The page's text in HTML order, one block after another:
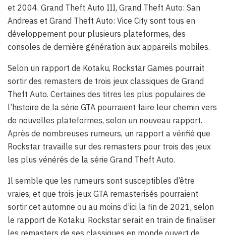
et 2004. Grand Theft Auto III, Grand Theft Auto: San
Andreas et Grand Theft Auto: Vice City sont tous en
développement pour plusieurs plateformes, des
consoles de dernière génération aux appareils mobiles.
Selon un rapport de Kotaku, Rockstar Games pourrait
sortir des remasters de trois jeux classiques de Grand
Theft Auto. Certaines des titres les plus populaires de
l’histoire de la série GTA pourraient faire leur chemin vers
de nouvelles plateformes, selon un nouveau rapport.
Après de nombreuses rumeurs, un rapport a vérifié que
Rockstar travaille sur des remasters pour trois des jeux
les plus vénérés de la série Grand Theft Auto.
Il semble que les rumeurs sont susceptibles d’être
vraies, et que trois jeux GTA remasterisés pourraient
sortir cet automne ou au moins d’ici la fin de 2021, selon
le rapport de Kotaku. Rockstar serait en train de finaliser
les remasters de ses classiques en monde ouvert de